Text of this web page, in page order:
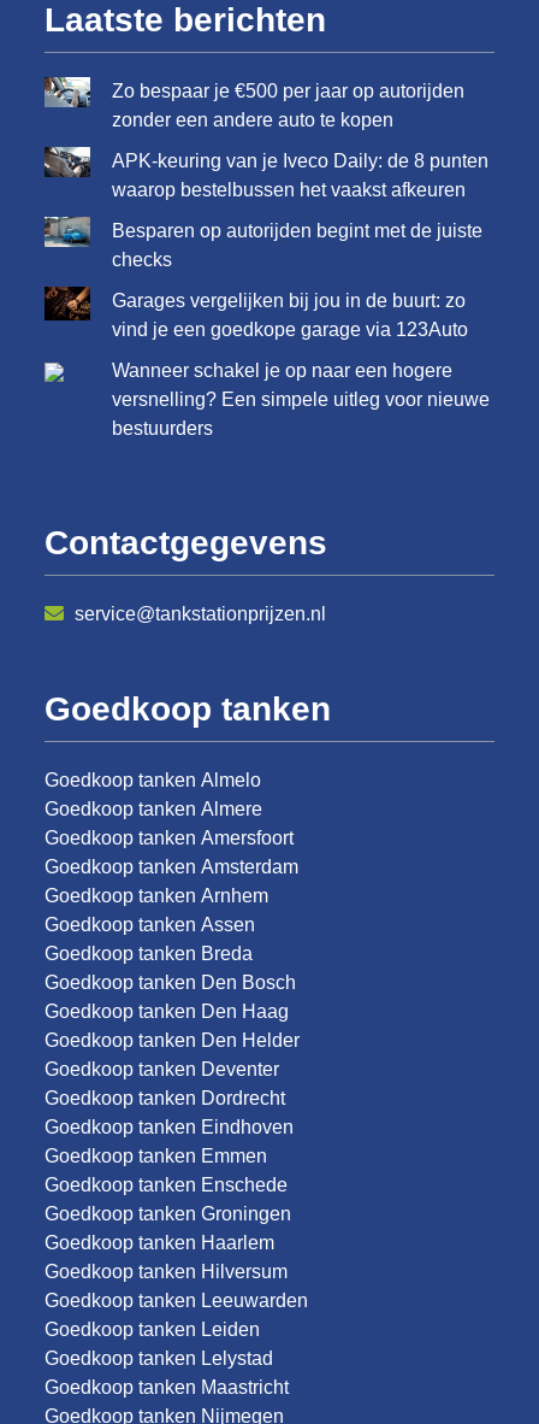
Laatste berichten
Zo bespaar je €500 per jaar op autorijden
zonder een andere auto te kopen
APK-keuring van je Iveco Daily: de 8 punten
waarop bestelbussen het vaakst afkeuren
Besparen op autorijden begint met de juiste
checks
Garages vergelijken bij jou in de buurt: zo
vind je een goedkope garage via 123Auto
Wanneer schakel je op naar een hogere
versnelling? Een simpele uitleg voor nieuwe
bestuurders
Contactgegevens
service@tankstationprijzen.nl
Goedkoop tanken
Goedkoop tanken Almelo
Goedkoop tanken Almere
Goedkoop tanken Amersfoort
Goedkoop tanken Amsterdam
Goedkoop tanken Arnhem
Goedkoop tanken Assen
Goedkoop tanken Breda
Goedkoop tanken Den Bosch
Goedkoop tanken Den Haag
Goedkoop tanken Den Helder
Goedkoop tanken Deventer
Goedkoop tanken Dordrecht
Goedkoop tanken Eindhoven
Goedkoop tanken Emmen
Goedkoop tanken Enschede
Goedkoop tanken Groningen
Goedkoop tanken Haarlem
Goedkoop tanken Hilversum
Goedkoop tanken Leeuwarden
Goedkoop tanken Leiden
Goedkoop tanken Lelystad
Goedkoop tanken Maastricht
Goedkoop tanken Nijmegen